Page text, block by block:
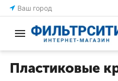
Ваш город
Пластиковые